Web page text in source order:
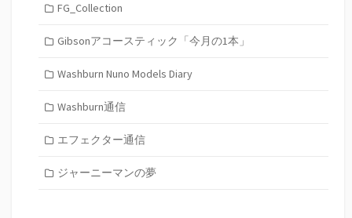
FG_Collection
Gibsonアコースティック「今月の1本」
Washburn Nuno Models Diary
Washburn通信
エフェクター通信
ジャーニーマンの夢